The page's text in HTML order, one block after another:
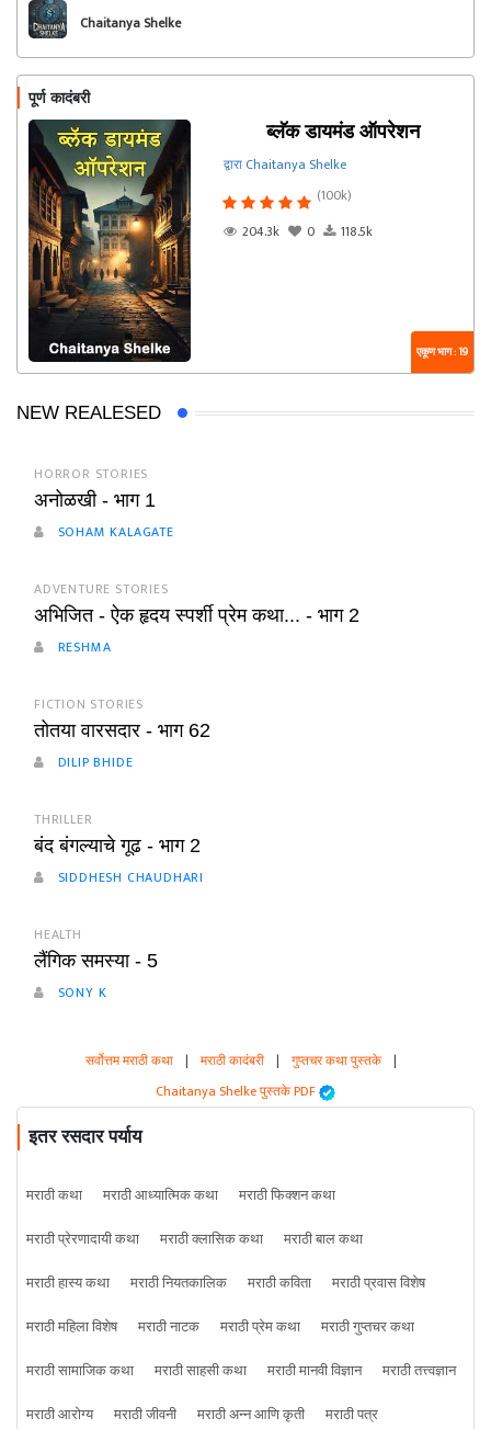
Chaitanya Shelke
पूर्ण कादंबरी
ब्लॅक डायमंड ऑपरेशन
द्वारा Chaitanya Shelke
(100k)
204.3k
0 118.5k
एकूण भाग : 19
NEW REALESED
HORROR STORIES
अनोळखी - भाग 1
SOHAM KALAGATE
ADVENTURE STORIES
अभिजित - ऐक हृदय स्पर्शी प्रेम कथा... - भाग 2
RESHMA
FICTION STORIES
तोतया वारसदार - भाग 62
DILIP BHIDE
THRILLER
बंद बंगल्याचे गूढ - भाग 2
SIDDHESH CHAUDHARI
HEALTH
लैंगिक समस्या - 5
SONY K
सर्वोत्तम मराठी कथा | मराठी कादंबरी | गुप्तचर कथा पुस्तके |
Chaitanya Shelke पुस्तके PDF
इतर रसदार पर्याय
मराठी कथा मराठी आध्यात्मिक कथा
मराठी फिक्शन कथा
मराठी प्रेरणादायी कथा
मराठी क्लासिक कथा
मराठी बाल कथा
मराठी हास्य कथा
मराठी नियतकालिक मराठी कविता
मराठी प्रवास विशेष
मराठी महिला विशेष
मराठी नाटक मराठी प्रेम कथा
मराठी गुप्तचर कथा
मराठी सामाजिक कथा
मराठी साहसी कथा मराठी मानवी विज्ञान
मराठी तत्त्वज्ञान
मराठी आरोग्य
मराठी जीवनी मराठी अन्न आणि कृती
मराठी पत्र